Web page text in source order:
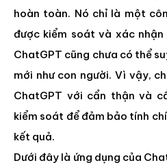
hoàn toàn. Nó chỉ là một
được kiểm soát và xác
ChatGPT cũng chưa có thể
mới như con người. Vì vậy,
ChatGPT với cẩn thận và
kiểm soát để đảm bảo tính
kết quả.
Dưới đây là ứng dụng của